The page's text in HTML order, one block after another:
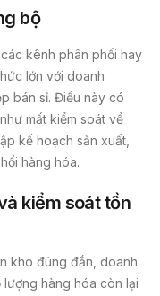
bộ
kênh phân phối hay
lớn với doanh
bán sỉ. Điều này có
mất kiểm soát về
kế hoạch sản xuất,
hàng hóa.
kiểm soát tồn
kho đúng đắn, doanh
hàng hóa còn lại